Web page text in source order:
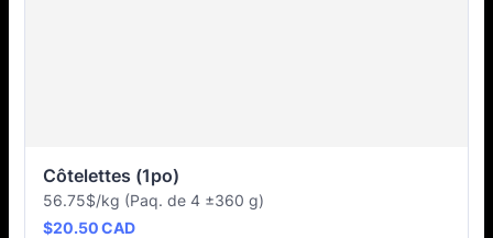
Côtelettes (1po)
56.75$/kg (Paq. de 4 ±360 g)
$20.50 CAD
$20.50CAD